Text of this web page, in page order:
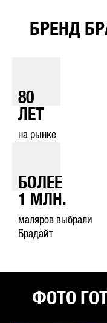
БРЕНД
80
ЛЕТ
на рынке
БОЛЕЕ
1
МЛН.
маляров выбрали
Брадайт
ФОТО